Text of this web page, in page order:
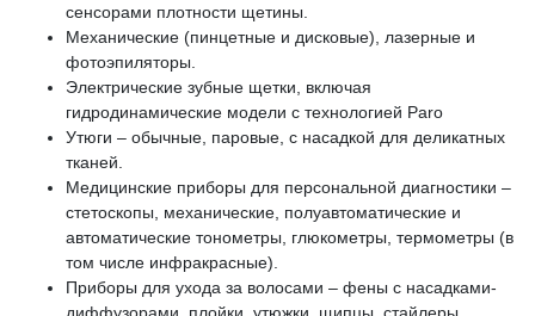
сенсорами плотности щетины.
Механические (пинцетные и дисковые), лазерные и
фотоэпиляторы.
Электрические зубные щетки, включая
гидродинамические модели с технологией Рaro
Утюги – обычные, паровые, с насадкой для деликатных
тканей.
Медицинские приборы для персональной диагностики –
стетоскопы, механические, полуавтоматические и
автоматические тонометры, глюкометры, термометры (в
том числе инфракрасные).
Приборы для ухода за волосами – фены с насадками-
диффузорами, плойки, утюжки, щипцы, стайлеры.